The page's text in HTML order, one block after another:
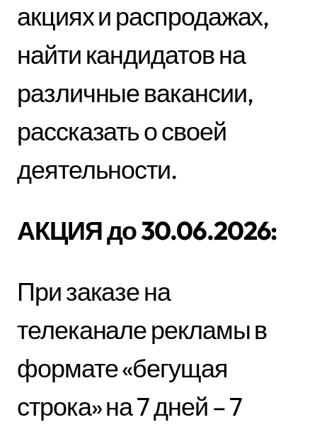
акциях и распродажах,
найти кандидатов на
различные вакансии,
рассказать о своей
деятельности.
АКЦИЯ до 30.06.2026:
При заказе на
телеканале рекламы в
формате «бегущая
строка» на 7 дней – 7